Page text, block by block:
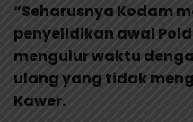
“Seharusnya Kodam
penyelidikan awal
mengulur waktu
ulang yang tidak
Kawer.